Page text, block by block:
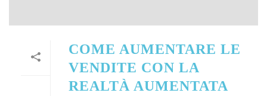
COME AUMENTARE LE
VENDITE CON LA
REALTÀ AUMENTATA